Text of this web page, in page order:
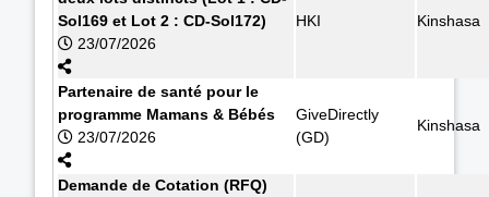
Sol169 et Lot 2 : CD-Sol172)
23/07/2026
HKI Kinshasa
Partenaire de santé pour le
programme Mamans & Bébés
23/07/2026
GiveDirectly
(GD)
Kinshasa
Demande de Cotation (RFQ)